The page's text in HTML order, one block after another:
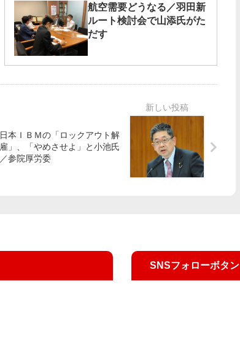
航空需要どうなる／羽田新
ルート検討会で山添氏がた
だす
日本ＩＢＭの「ロックアウト解
雇」、「やめさせよ」と小池氏
／参院厚労委
SNSフォローボタン